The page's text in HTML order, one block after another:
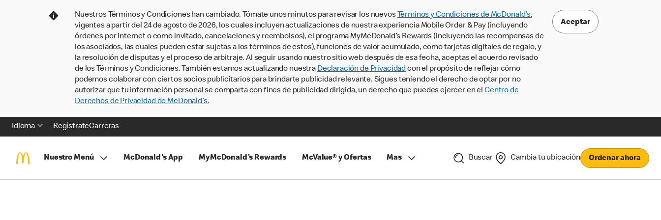
Nuestros Términos y Condiciones han cambiado. Tómate unos minutos para revisar los nuevos Términos y Condiciones de McDonald’s,
vigentes a partir del 24 de agosto de 2026, los cuales incluyen actualizaciones de nuestra experiencia Mobile Order & Pay (incluyendo
órdenes por internet o como invitado, cancelaciones y reembolsos), el programa MyMcDonald’s Rewards (incluyendo las recompensas de
los asociados, las cuales pueden estar sujetas a los términos de estos), funciones de valor acumulado, como tarjetas digitales de regalo, y
la resolución de disputas y el proceso de arbitraje. Al seguir usando nuestro sitio web después de esa fecha, aceptas el acuerdo revisado
de los Términos y Condiciones. También estamos actualizando nuestra Declaración de Privacidadcon el propósito de reflejar cómo
podemos colaborar con ciertos socios publicitarios para brindarte publicidad relevante. Sigues teniendo el derecho de optar por no
autorizar que tu información personal se comparta con fines de publicidad dirigida, un derecho que puedes ejercer en el Centro de
Derechos de Privacidad de McDonald’s.
Aceptar
Idioma RegístrateCarreras
Nuestro Menú McDonald's App MyMcDonald's Rewards McValue® y Ofertas Mas Buscar Cambia tu ubicación Ordenar ahora